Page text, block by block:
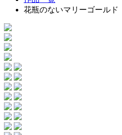
花瓶のないマリーゴールド